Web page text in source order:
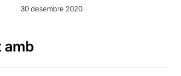
30 desembre 2020
amb